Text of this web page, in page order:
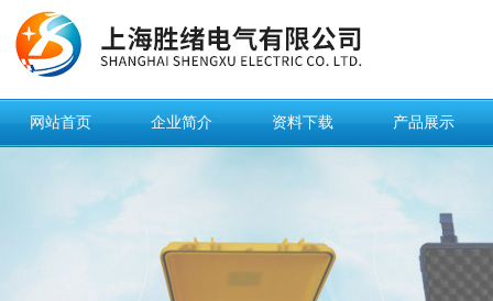
网站首页 企业简介 资料下载 产品展示